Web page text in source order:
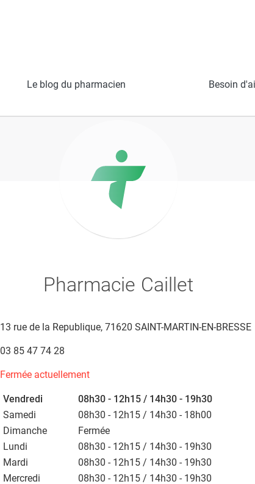
Le blog du pharmacien Besoin
Pharmacie Caillet
13 rue de la Republique, 71620 SAINT-MARTIN-EN-BRESSE
03 85 47 74 28
Fermée actuellement
Vendredi
08h30 - 12h15 / 14h30 - 19h30
Samedi
08h30 - 12h15 / 14h30 - 18h00
Dimanche
Fermée
Lundi
08h30 - 12h15 / 14h30 - 19h30
Mardi
08h30 - 12h15 / 14h30 - 19h30
Mercredi
08h30 - 12h15 / 14h30 - 19h30